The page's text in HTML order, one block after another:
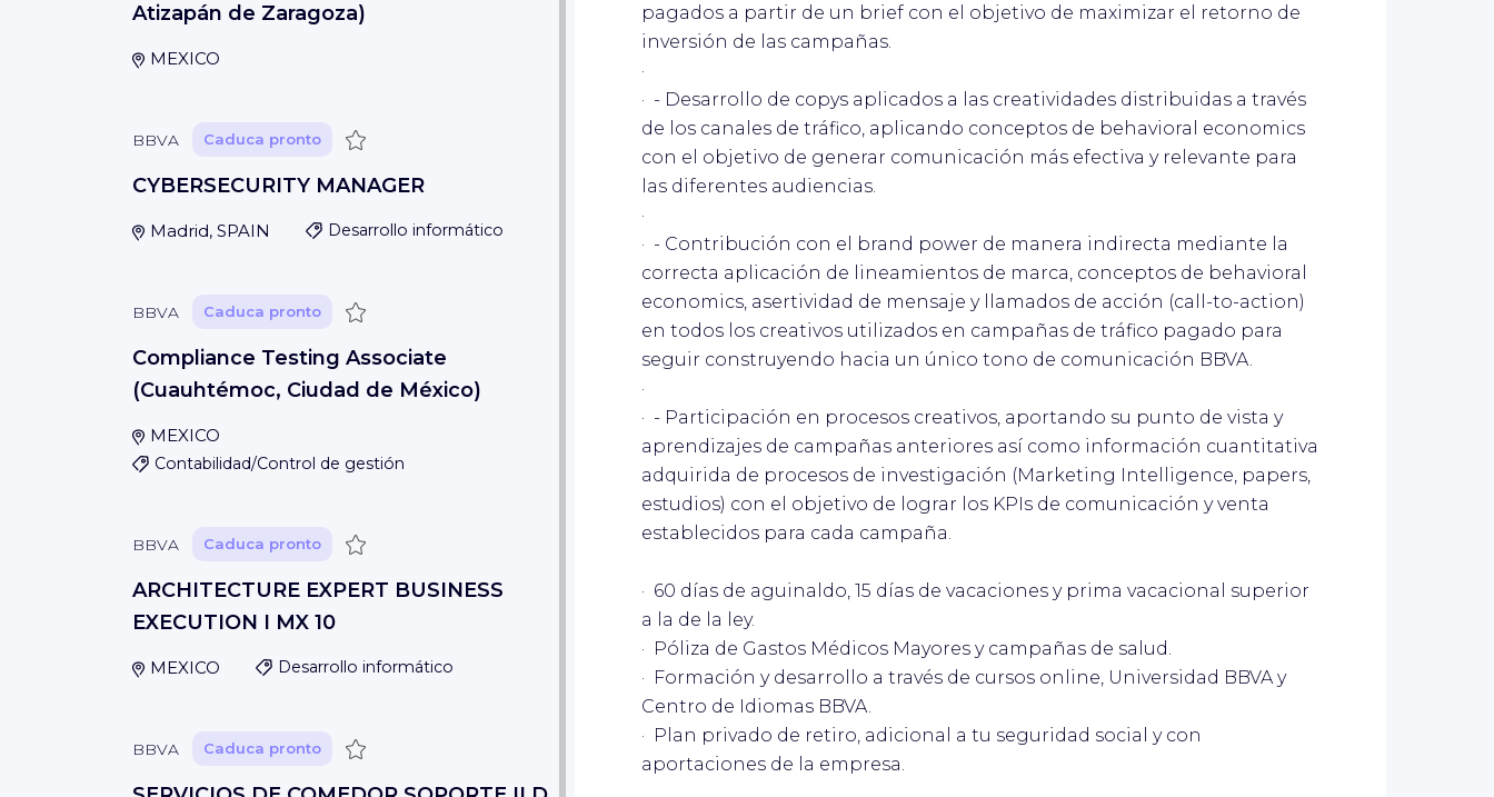
Atizapán de Zaragoza)
MEXICO
BBVA Caduca pronto Guardar
CYBERSECURITY MANAGER
Madrid, SPAIN Desarrollo informático
BBVA Caduca pronto Guardar
Compliance Testing Associate
(Cuauhtémoc, Ciudad de México)
MEXICO
Contabilidad/Control de gestión
BBVA Caduca pronto Guardar
ARCHITECTURE EXPERT BUSINESS
EXECUTION I MX 10
MEXICO Desarrollo informático
BBVA Caduca pronto Guardar
pagados a partir de un brief con el objetivo de maximizar el retorno de
inversión de las campañas.
·
· - Desarrollo de copys aplicados a las creatividades distribuidas a través
de los canales de tráfico, aplicando conceptos de behavioral economics
con el objetivo de generar comunicación más efectiva y relevante para
las diferentes audiencias.
·
· - Contribución con el brand power de manera indirecta mediante la
correcta aplicación de lineamientos de marca, conceptos de behavioral
economics, asertividad de mensaje y llamados de acción (call-to-action)
en todos los creativos utilizados en campañas de tráfico pagado para
seguir construyendo hacia un único tono de comunicación BBVA.
·
· - Participación en procesos creativos, aportando su punto de vista y
aprendizajes de campañas anteriores así como información cuantitativa
adquirida de procesos de investigación (Marketing Intelligence, papers,
estudios) con el objetivo de lograr los KPIs de comunicación y venta
establecidos para cada campaña.
· 60 días de aguinaldo, 15 días de vacaciones y prima vacacional superior
a la de la ley.
· Póliza de Gastos Médicos Mayores y campañas de salud.
· Formación y desarrollo a través de cursos online, Universidad BBVA y
Centro de Idiomas BBVA.
· Plan privado de retiro, adicional a tu seguridad social y con
aportaciones de la empresa.